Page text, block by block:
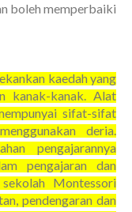
boleh memperbaiki
kaedah yang
kanak-kanak. Alat
sifat-sifat
deria.
pengajarannya
pengajaran dan
Montessori
pendengaran dan